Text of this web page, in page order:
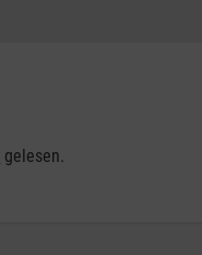
gelesen.